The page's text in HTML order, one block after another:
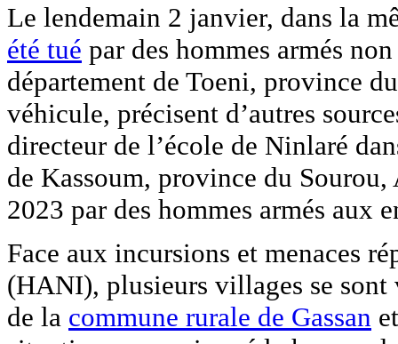
Le lendemain 2 janvier, dans la
été tué par des hommes armés
département de Toeni, province
véhicule, précisent d’autres
directeur de l’école de Ninlaré
de Kassoum, province du
2023 par des hommes armés aux
Face aux incursions et menaces
(HANI), plusieurs villages se sont
de la commune rurale de Gassan